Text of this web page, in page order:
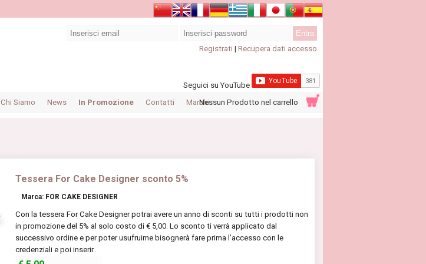
Registrati | Recupera dati accesso
Seguici su YouTube
Chi Siamo News In Promozione Contatti MarchiNessun Prodotto nel carrello
Tessera For Cake Designer sconto 5%
Marca: FOR CAKE DESIGNER
Con la tessera For Cake Designer potrai avere un anno di sconti su tutti i prodotti non
in promozione del 5% al solo costo di € 5,00. Lo sconto ti verrà applicato dal
successivo ordine e per poter usufruirne bisognerà fare prima l’accesso con le
credenziali e poi inserir..